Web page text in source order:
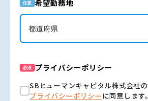
任意 希望勤務地
必須 プライバシーポリシー
SBヒューマンキャピタル株式会社の
プライバシーポリシーに同意します。